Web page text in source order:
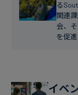
る
関連
会、
を促進
イベ